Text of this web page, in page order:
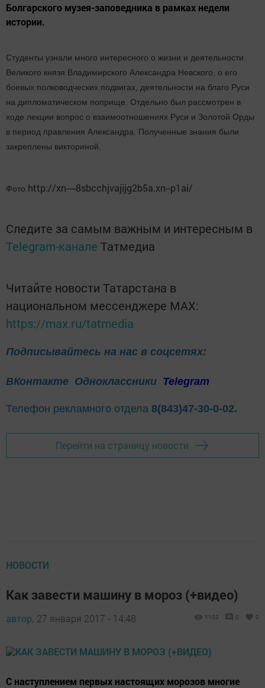
Болгарского музея-заповедника в рамках недели
истории.
Студенты узнали много интересного о жизни и деятельности
Великого князя Владимирского Александра Невского, о его
боевых полководческих подвигах, деятельности на благо Руси
на дипломатическом поприще. Отдельно был рассмотрен в
ходе лекции вопрос о взаимоотношениях Руси и Золотой Орды
в период правления Александра. Полученные знания были
закреплены викториной.
Фото http://xn----8sbcchjvajijg2b5a.xn--p1ai/
Следите за самым важным и интересным в
Telegram-канале Татмедиа
Читайте новости Татарстана в
национальном мессенджере MАХ:
https://max.ru/tatmedia
Подписывайтесь на нас в соцсетях:
ВКонтакте Одноклассники Telegram
Телефон рекламного отдела 8(843)47-30-0-02.
Перейти на страницу новости
НОВОСТИ
Как завести машину в мороз (+видео)
автор, 27 января 2017 - 14:48 1103 0 0
С наступлением первых настоящих морозов многие